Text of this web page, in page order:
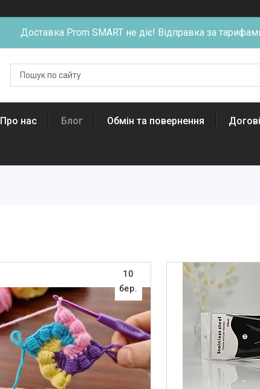
Доставка Prom SMART не діє! Відправка за
Про нас Блог Обмін та повернення
10
бер.